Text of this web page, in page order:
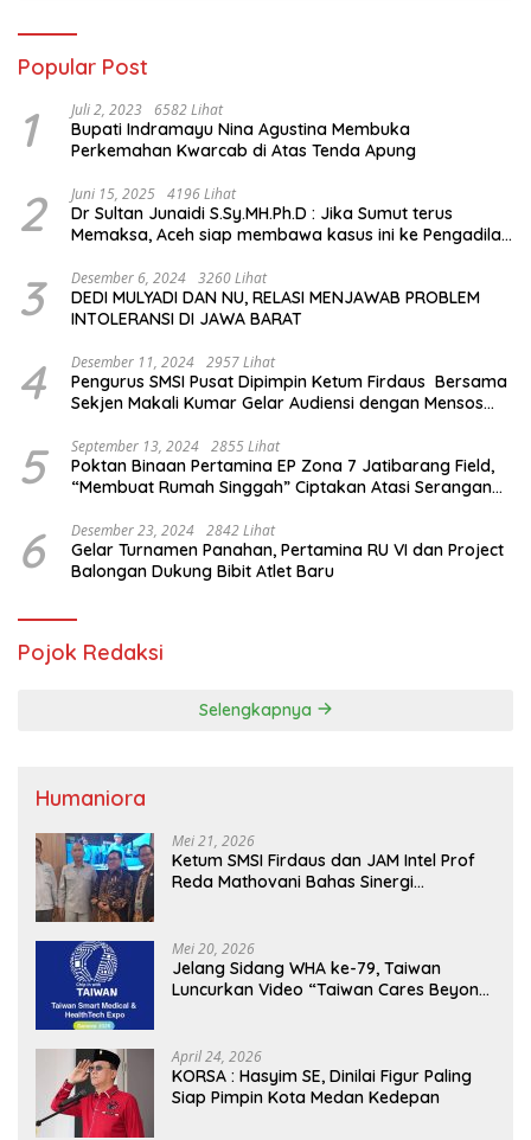
Popular Post
1 Juli 2, 2023 6582 Lihat
Bupati Indramayu Nina Agustina Membuka
Perkemahan Kwarcab di Atas Tenda Apung
2 Juni 15, 2025 4196 Lihat
Dr Sultan Junaidi S.Sy.MH.Ph.D : Jika Sumut terus
Memaksa, Aceh siap membawa kasus ini ke Pengadilan
3 Desember 6, 2024 3260 Lihat
DEDI MULYADI DAN NU, RELASI MENJAWAB PROBLEM
INTOLERANSI DI JAWA BARAT
4 Desember 11, 2024 2957 Lihat
Pengurus SMSI Pusat Dipimpin Ketum Firdaus Bersama
Sekjen Makali Kumar Gelar Audiensi dengan Mensos
5 September 13, 2024 2855 Lihat
Poktan Binaan Pertamina EP Zona 7 Jatibarang Field,
“Membuat Rumah Singgah” Ciptakan Atasi Serangan
6 Desember 23, 2024 2842 Lihat
Gelar Turnamen Panahan, Pertamina RU VI dan Project
Balongan Dukung Bibit Atlet Baru
Pojok Redaksi
Selengkapnya
Humaniora
Mei 21, 2026
Ketum SMSI Firdaus dan JAM Intel Prof
Reda Mathovani Bahas Sinergi
MBG, Perkuat Pengawasan Program
Pemerintah
Mei 20, 2026
Jelang Sidang WHA ke-79, Taiwan
Luncurkan Video “Taiwan Cares Beyond
April 24, 2026
KORSA : Hasyim SE, Dinilai Figur Paling
Siap Pimpin Kota Medan Kedepan